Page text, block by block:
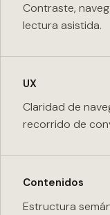
Contraste,
lectura asistida.
UX
Claridad de
recorrido de
Contenidos
Estructura